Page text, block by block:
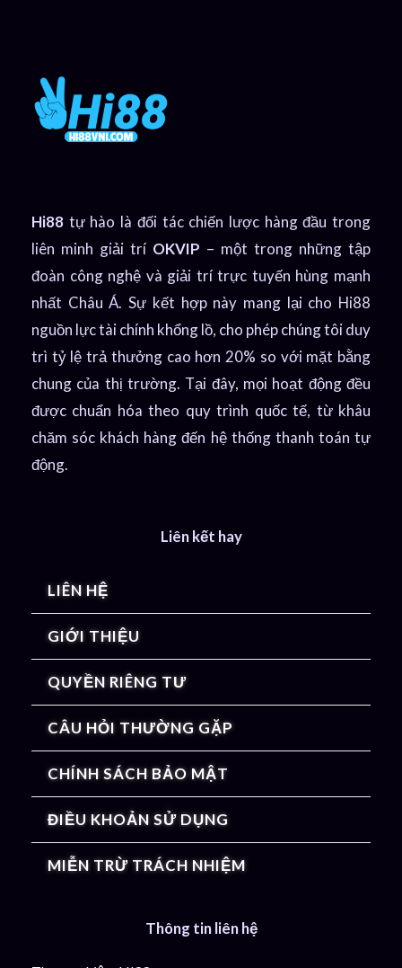
Hi88 tự hào là đối tác chiến lược hàng đầu trong
liên minh giải trí OKVIP – một trong những tập
đoàn công nghệ và giải trí trực tuyến hùng mạnh
nhất Châu Á. Sự kết hợp này mang lại cho Hi88
nguồn lực tài chính khổng lồ, cho phép chúng tôi duy
trì tỷ lệ trả thưởng cao hơn 20% so với mặt bằng
chung của thị trường. Tại đây, mọi hoạt động đều
được chuẩn hóa theo quy trình quốc tế, từ khâu
chăm sóc khách hàng đến hệ thống thanh toán tự
động.
Liên kết hay
LIÊN HỆ
GIỚI THIỆU
QUYỀN RIÊNG TƯ
CÂU HỎI THƯỜNG GẶP
CHÍNH SÁCH BẢO MẬT
ĐIỀU KHOẢN SỬ DỤNG
MIỄN TRỪ TRÁCH NHIỆM
Thông tin liên hệ